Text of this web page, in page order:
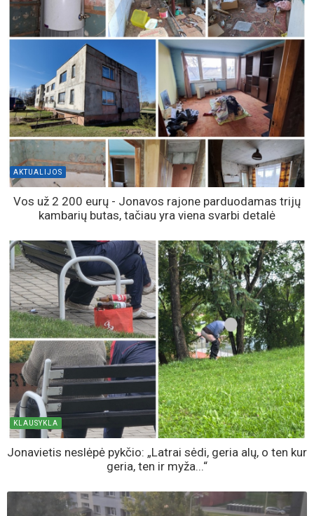
AKTUALIJOS
Vos už 2 200 eurų - Jonavos rajone parduodamas trijų
kambarių butas, tačiau yra viena svarbi detalė
KLAUSYKLA
Jonavietis neslėpė pykčio: „Latrai sėdi, geria alų, o ten kur
geria, ten ir myža...“